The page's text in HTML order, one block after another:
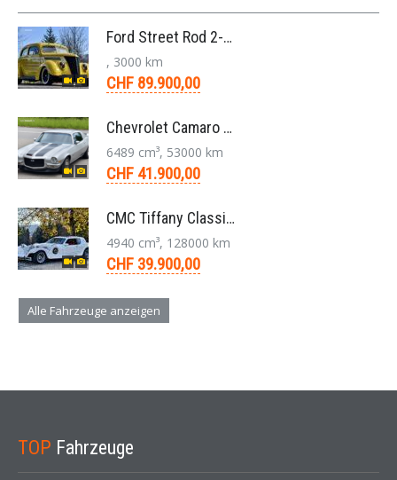
Ford Street Rod 2-Door V8 Aut. 1937
, 3000 km
CHF 89.900,00
Chevrolet Camaro SS 396 LS3 Coupe Aut. 1971
6489 cm³, 53000 km
CHF 41.900,00
CMC Tiffany Classic Coupé Neoklassiker 5.0 V8 1991
4940 cm³, 128000 km
CHF 39.900,00
Alle Fahrzeuge anzeigen
TOP Fahrzeuge